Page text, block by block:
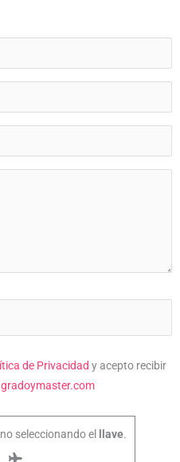
de Privacidad y acepto recibir
gradoymaster.com
seleccionando el llave.